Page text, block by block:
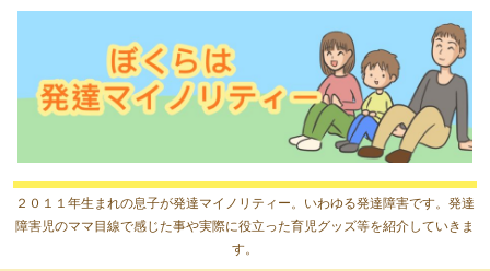
２０１１年生まれの息子が発達マイノリティー。いわゆる発達障害です。発達
障害児のママ目線で感じた事や実際に役立った育児グッズ等を紹介していきま
す。